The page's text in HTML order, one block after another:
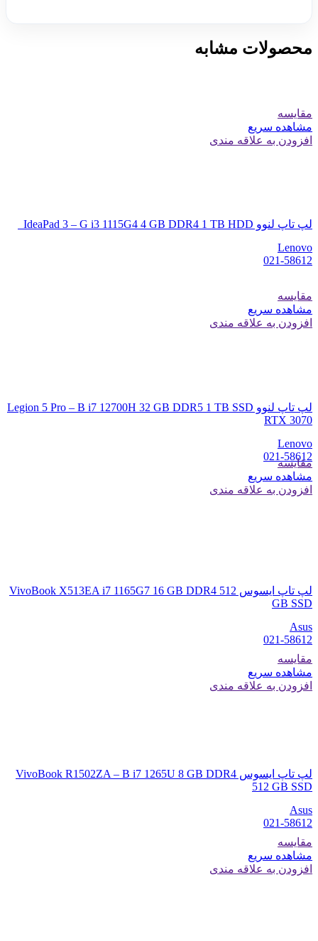
محصولات مشابه
مقایسه
مشاهده سریع
افزودن به علاقه مندی
لپ تاپ لنوو IdeaPad 3 – G i3 1115G4 4 GB DDR4 1 TB HDD
Lenovo
021-58612
مقایسه
مشاهده سریع
افزودن به علاقه مندی
لپ تاپ لنوو Legion 5 Pro – B i7 12700H 32 GB DDR5 1 TB SSD
RTX 3070
Lenovo
021-58612
مقایسه
مشاهده سریع
افزودن به علاقه مندی
لپ تاپ ایسوس VivoBook X513EA i7 1165G7 16 GB DDR4 512
GB SSD
Asus
021-58612
مقایسه
مشاهده سریع
افزودن به علاقه مندی
لپ تاپ ایسوس VivoBook R1502ZA – B i7 1265U 8 GB DDR4
512 GB SSD
Asus
021-58612
مقایسه
مشاهده سریع
افزودن به علاقه مندی